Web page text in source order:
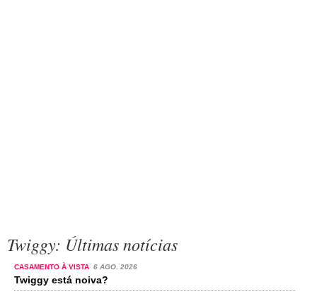
Twiggy: Últimas notícias
CASAMENTO À VISTA 6 AGO. 2026
Twiggy está noiva?